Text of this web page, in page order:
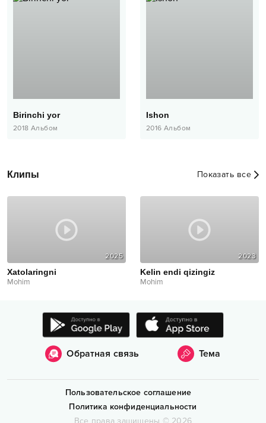
Birinchi yor
2018 Альбом
Ishon
2016 Альбом
Клипы Показать все
2025
Xatolaringni
Mohim
2023
Kelin endi qizingiz
Mohim
Обратная связь Тема
Пользовательское соглашение
Политика конфиденциальности
Все права защищены © 2026